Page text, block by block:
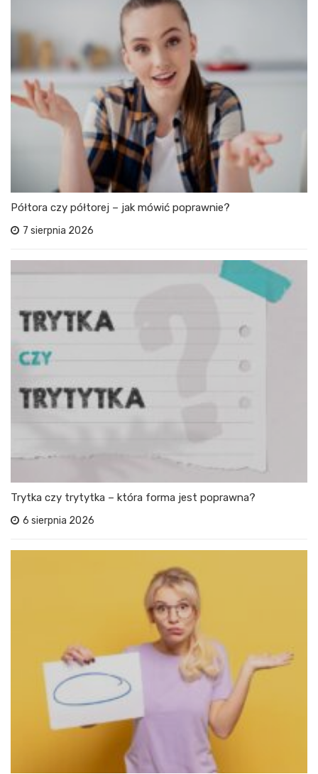
Półtora czy półtorej – jak mówić poprawnie?
7 sierpnia 2026
Trytka czy trytytka – która forma jest poprawna?
6 sierpnia 2026